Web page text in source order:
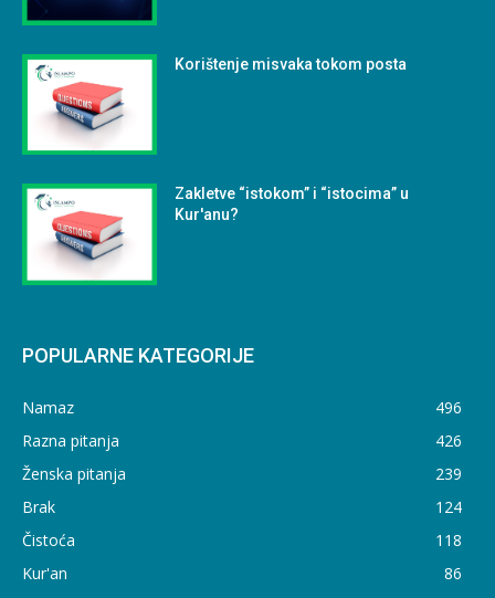
Korištenje misvaka tokom posta
Zakletve “istokom” i “istocima” u
Kur'anu?
POPULARNE KATEGORIJE
Namaz
496
Razna pitanja
426
Ženska pitanja
239
Brak
124
Čistoća
118
Kur'an
86